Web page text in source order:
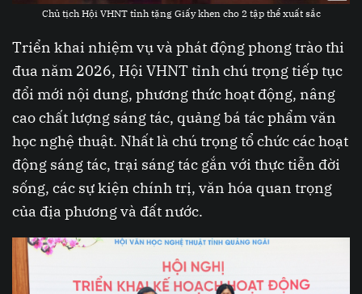
Chủ tịch Hội VHNT tỉnh tặng Giấy khen cho 2 tập thể xuất sắc
Triển khai nhiệm vụ và phát động phong trào thi
đua năm 2026, Hội VHNT tỉnh chú trọng tiếp tục
đổi mới nội dung, phương thức hoạt động, nâng
cao chất lượng sáng tác, quảng bá tác phẩm văn
học nghệ thuật. Nhất là chú trọng tổ chức các hoạt
động sáng tác, trại sáng tác gắn với thực tiễn đời
sống, các sự kiện chính trị, văn hóa quan trọng
của địa phương và đất nước.